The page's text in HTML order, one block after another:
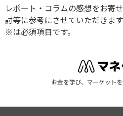
レポート・コラムの感想をお寄
討等に参考にさせていただきます
※は必須項目です。
お金を学び、マーケット